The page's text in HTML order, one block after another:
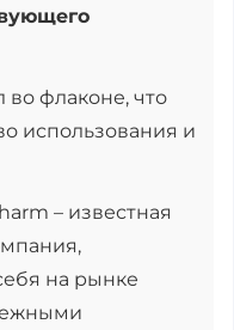
во флаконе, что
использования и
– известная
на рынке